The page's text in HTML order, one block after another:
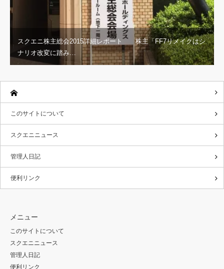
スクエニ株主総会2015詳細レポート 株主「FF7リメイクはシ
ナリオ改変に踏み…
このサイトについて
スクエニニュース
管理人日記
便利リンク
メニュー
このサイトについて
スクエニニュース
管理人日記
便利リンク